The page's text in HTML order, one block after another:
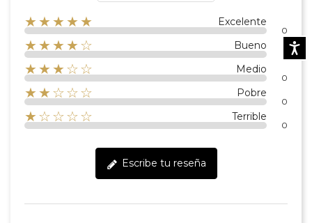
★★★★★ Excelente
0
★★★★☆ Bueno
★★★☆☆ Medio
0
★★☆☆☆ Pobre
0
★☆☆☆☆ Terrible
0
Escribe tu reseña